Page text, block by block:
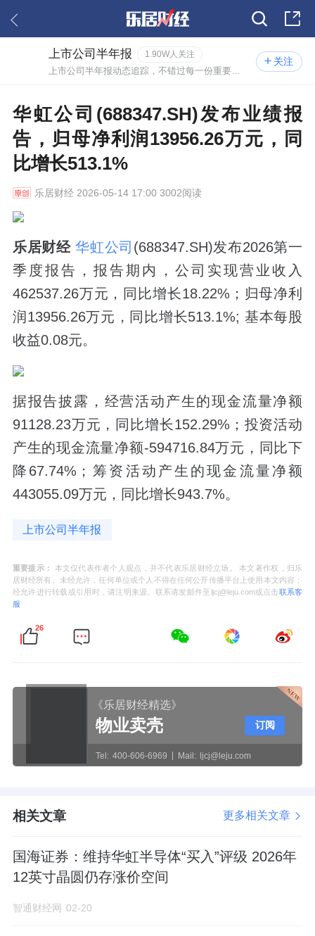
关注
上市公司半年报 1.90W人关注
华虹公司(688347.SH)发布业绩报
告，归母净利润13956.26万元，同
比增长513.1%
乐居财经2026-05-14 17:00 3002阅读
乐居财经 华虹公司 (688347.SH)发布2026第一
季度报告，报告期内，公司实现营业收入
462537.26万元，同比增长18.22%；归母净利
润13956.26万元，同比增长513.1%; 基本每股
收益0.08元。
据报告披露，经营活动产生的现金流量净额
91128.23万元，同比增长152.29%；投资活动
产生的现金流量净额-594716.84万元，同比下
降67.74%；筹资活动产生的现金流量净额
443055.09万元，同比增长943.7%。
上市公司半年报
重要提示：
本文仅代表作者个人观点，并不代表乐居财经立场。 本文著作权，归乐
居财经所有。未经允许，任何单位或个人不得在任何公开传播平台上使用本文内容；
经允许进行转载或引用时，请注明来源。联系请发邮件至ljcj@leju.com或点击联系客
服
26
《乐居财经精选》
物业卖壳
Tel: 400-606-6969 Mail: ljcj@leju.com
订阅
相关文章 更多相关文章
国海证券：维持华虹半导体“买入”评级 2026年
12英寸晶圆仍存涨价空间
智通财经网 02-20